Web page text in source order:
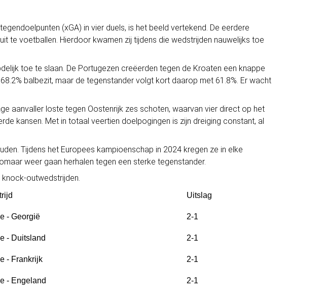
(xGA) in vier duels, is het beeld vertekend. De eerdere
te voetballen. Hierdoor kwamen zij tijdens die wedstrijden nauwelijks toe
toe te slaan. De Portugezen creëerden tegen de Kroaten een knappe
balbezit, maar de tegenstander volgt kort daarop met 61.8%. Er wacht
aanvaller loste tegen Oostenrijk zes schoten, waarvan vier direct op het
kansen. Met in totaal veertien doelpogingen is zijn dreiging constant, al
Tijdens het Europees kampioenschap in 2024 kregen ze in elke
weer gaan herhalen tegen een sterke tegenstander.
outwedstrijden.
Uitslag
- Georgië 2-1
- Duitsland 2-1
- Frankrijk 2-1
- Engeland 2-1